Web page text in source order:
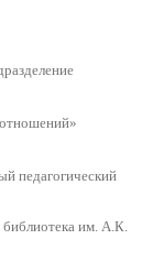
педагогический
библиотека им. А.К.